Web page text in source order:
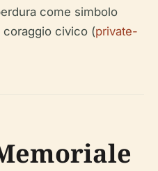
come simbolo
coraggio civico (private-